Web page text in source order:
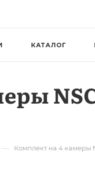
КАТАЛОГ
— Комплект на 4 камеры